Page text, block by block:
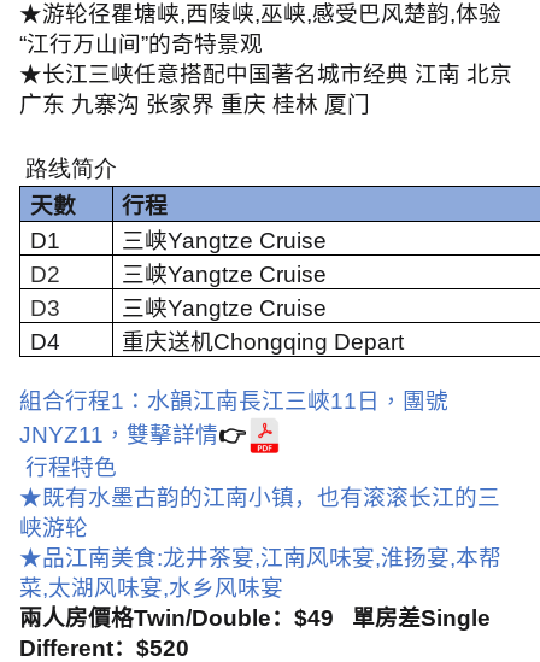
★游轮径瞿塘峡,西陵峡,巫峡,感受巴风楚韵,体验
“江行万山间”的奇特景观
★长江三峡任意搭配中国著名城市经典 江南 北京
广东 九寨沟 张家界 重庆 桂林 厦门
路线简介
天數
行程
D1
三峡Yangtze Cruise
D2
三峡Yangtze Cruise
D3
三峡Yangtze Cruise
D4
重庆送机Chongqing Depart
組合行程1 ：水韻江南長江三峽11 日，團號
JNYZ11 ，雙擊詳情👉
行程特色
★既有水墨古韵的江南小镇，也有滚滚长江的三
峡游轮
★品江南美食:龙井茶宴,江南风味宴,淮扬宴,本帮
菜,太湖风味宴,水乡风味宴
兩人房價格Twin/Double： $49 單房差Single
Different： $520